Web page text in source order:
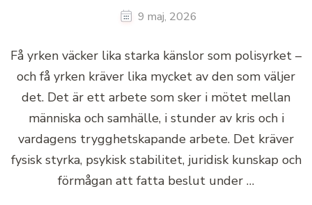
9 maj, 2026
Få yrken väcker lika starka känslor som polisyrket –
och få yrken kräver lika mycket av den som väljer
det. Det är ett arbete som sker i mötet mellan
människa och samhälle, i stunder av kris och i
vardagens trygghetskapande arbete. Det kräver
fysisk styrka, psykisk stabilitet, juridisk kunskap och
förmågan att fatta beslut under …